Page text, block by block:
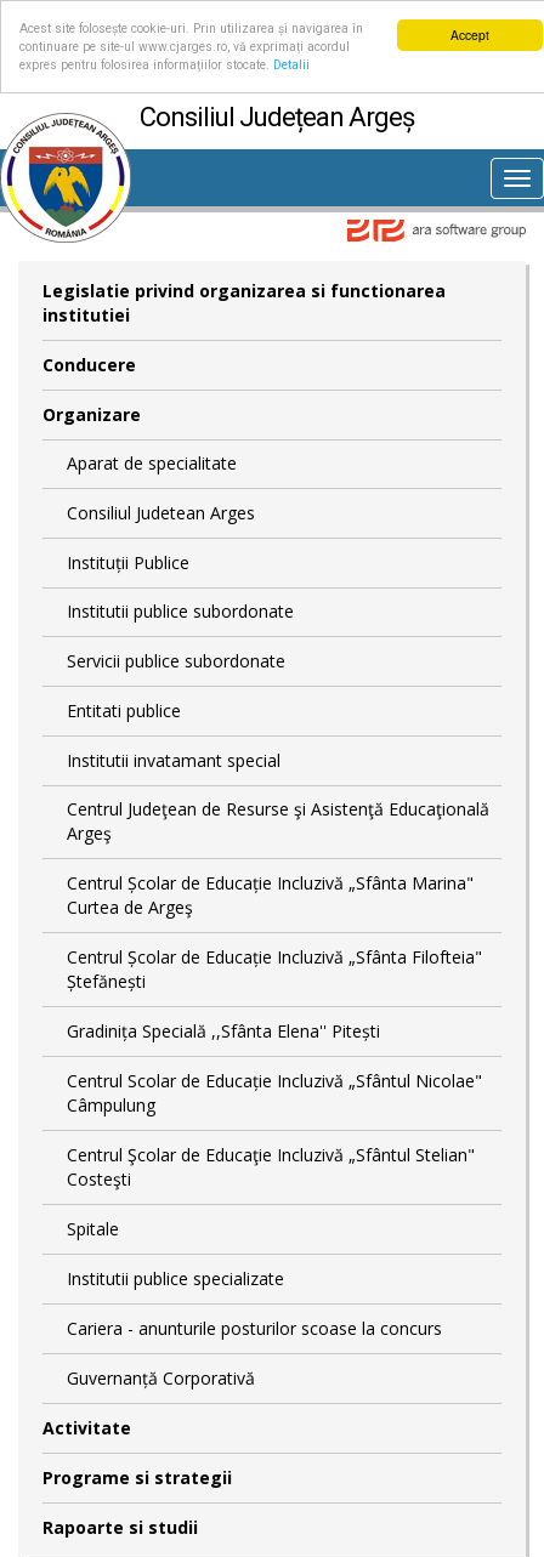
Accept
Acest site folosește cookie-uri. Prin utilizarea și navigarea în
continuare pe site-ul www.cjarges.ro, vă exprimați acordul
expres pentru folosirea informațiilor stocate.
Detalii
Consiliul Județean Argeș
Legislatie privind organizarea si functionarea
institutiei
Conducere
Organizare
Aparat de specialitate
Consiliul Judetean Arges
Instituții Publice
Institutii publice subordonate
Servicii publice subordonate
Entitati publice
Institutii invatamant special
Centrul Judeţean de Resurse şi Asistenţă Educaţională
Argeş
Centrul Școlar de Educație Incluzivă „Sfânta Marina"
Curtea de Argeş
Centrul Școlar de Educație Incluzivă „Sfânta Filofteia"
Ștefănești
Gradinița Specială ,,Sfânta Elena'' Pitești
Centrul Scolar de Educație Incluzivă „Sfântul Nicolae"
Câmpulung
Centrul Şcolar de Educaţie Incluzivă „Sfântul Stelian"
Costeşti
Spitale
Institutii publice specializate
Cariera - anunturile posturilor scoase la concurs
Guvernanță Corporativă
Activitate
Programe si strategii
Rapoarte si studii